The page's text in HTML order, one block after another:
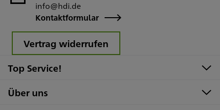
info@hdi.de
Kontaktformular
Vertrag widerrufen
Top Service!
Über uns